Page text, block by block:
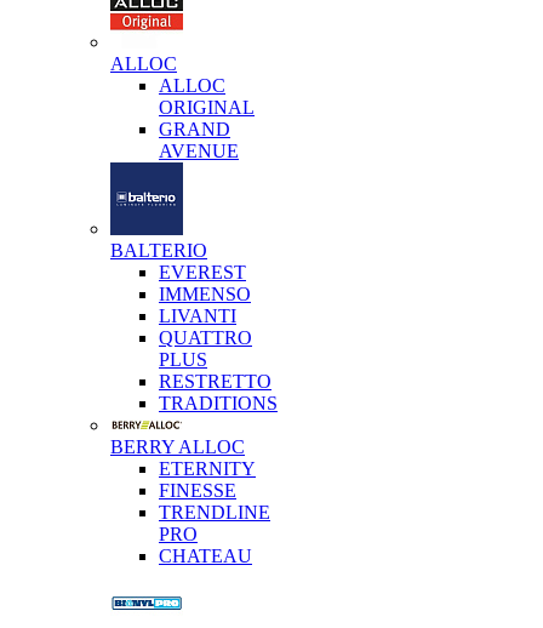
ALLOC
ALLOC
ORIGINAL
GRAND
AVENUE
BALTERIO
EVEREST
IMMENSO
LIVANTI
QUATTRO
PLUS
RESTRETTO
TRADITIONS
BERRY ALLOC
ETERNITY
FINESSE
TRENDLINE
PRO
CHATEAU